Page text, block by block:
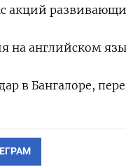
акций
на английском
в Бангалоре,